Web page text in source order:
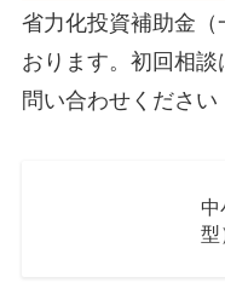
省力化投資補助金
おります。初回相
問い合わせください
型